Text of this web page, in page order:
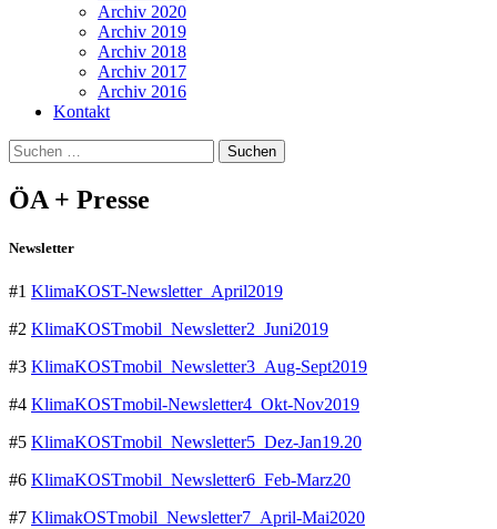
Archiv 2020
Archiv 2019
Archiv 2018
Archiv 2017
Archiv 2016
Kontakt
Suchen
nach:
ÖA + Presse
Newsletter
#1 KlimaKOST-Newsletter_April2019
#2 KlimaKOSTmobil_Newsletter2_Juni2019
#3 KlimaKOSTmobil_Newsletter3_Aug-Sept2019
#4 KlimaKOSTmobil-Newsletter4_Okt-Nov2019
#5 KlimaKOSTmobil_Newsletter5_Dez-Jan19.20
#6 KlimaKOSTmobil_Newsletter6_Feb-Marz20
#7 KlimakOSTmobil_Newsletter7_April-Mai2020